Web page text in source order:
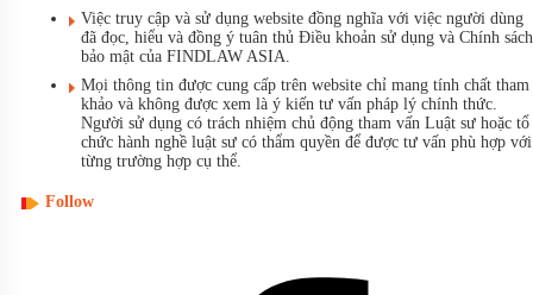
Việc truy cập và sử dụng website đồng nghĩa với việc người dùng
đã đọc, hiểu và đồng ý tuân thủ Điều khoản sử dụng và Chính sách
bảo mật của FINDLAW ASIA.
Mọi thông tin được cung cấp trên website chỉ mang tính chất tham
khảo và không được xem là ý kiến tư vấn pháp lý chính thức.
Người sử dụng có trách nhiệm chủ động tham vấn Luật sư hoặc tổ
chức hành nghề luật sư có thẩm quyền để được tư vấn phù hợp với
từng trường hợp cụ thể.
Follow